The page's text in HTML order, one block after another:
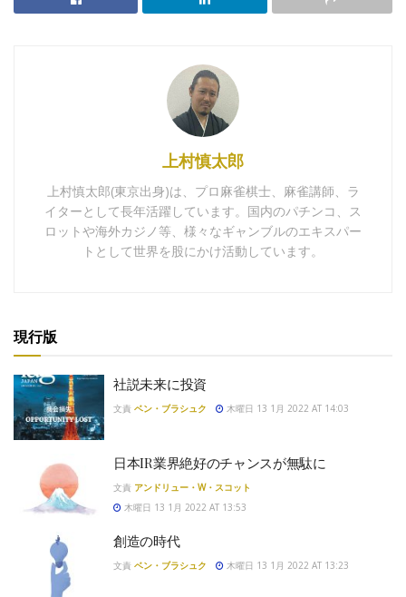
上村慎太郎
上村慎太郎(東京出身)は、プロ麻雀棋士、麻雀講師、ラ
イターとして長年活躍しています。国内のパチンコ、ス
ロットや海外カジノ等、様々なギャンブルのエキスパー
トとして世界を股にかけ活動しています。
現行版
社説未来に投資
文責 ベン・ブラシュク 木曜日 13 1月 2022 AT 14:03
日本IR業界絶好のチャンスが無駄に
文責 アンドリュー・W・スコット
木曜日 13 1月 2022 AT 13:53
創造の時代
文責 ベン・ブラシュク 木曜日 13 1月 2022 AT 13:23